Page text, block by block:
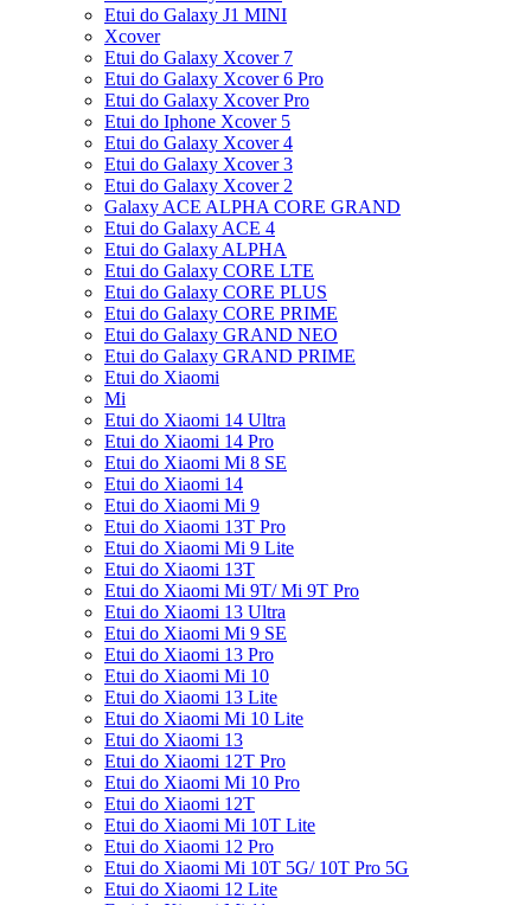
Etui do Galaxy J1 MINI
Xcover
Etui do Galaxy Xcover 7
Etui do Galaxy Xcover 6 Pro
Etui do Galaxy Xcover Pro
Etui do Iphone Xcover 5
Etui do Galaxy Xcover 4
Etui do Galaxy Xcover 3
Etui do Galaxy Xcover 2
Galaxy ACE ALPHA CORE GRAND
Etui do Galaxy ACE 4
Etui do Galaxy ALPHA
Etui do Galaxy CORE LTE
Etui do Galaxy CORE PLUS
Etui do Galaxy CORE PRIME
Etui do Galaxy GRAND NEO
Etui do Galaxy GRAND PRIME
Etui do Xiaomi
Mi
Etui do Xiaomi 14 Ultra
Etui do Xiaomi 14 Pro
Etui do Xiaomi Mi 8 SE
Etui do Xiaomi 14
Etui do Xiaomi Mi 9
Etui do Xiaomi 13T Pro
Etui do Xiaomi Mi 9 Lite
Etui do Xiaomi 13T
Etui do Xiaomi Mi 9T/ Mi 9T Pro
Etui do Xiaomi 13 Ultra
Etui do Xiaomi Mi 9 SE
Etui do Xiaomi 13 Pro
Etui do Xiaomi Mi 10
Etui do Xiaomi 13 Lite
Etui do Xiaomi Mi 10 Lite
Etui do Xiaomi 13
Etui do Xiaomi 12T Pro
Etui do Xiaomi Mi 10 Pro
Etui do Xiaomi 12T
Etui do Xiaomi Mi 10T Lite
Etui do Xiaomi 12 Pro
Etui do Xiaomi Mi 10T 5G/ 10T Pro 5G
Etui do Xiaomi 12 Lite